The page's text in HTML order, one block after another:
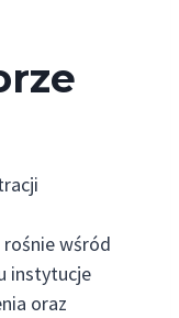
wśród
instytucje
oraz